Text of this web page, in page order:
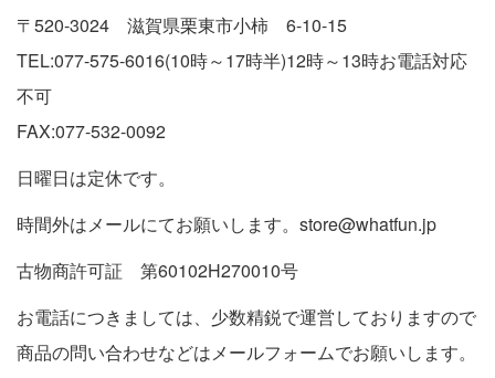
〒520-3024 滋賀県栗東市小柿 6-10-15
TEL:077-575-6016(10時～17時半)12時～13時お電話対応
不可
FAX:077-532-0092
日曜日は定休です。
時間外はメールにてお願いします。store@whatfun.jp
古物商許可証 第60102H270010号
お電話につきましては、少数精鋭で運営しておりますので
商品の問い合わせなどはメールフォームでお願いします。